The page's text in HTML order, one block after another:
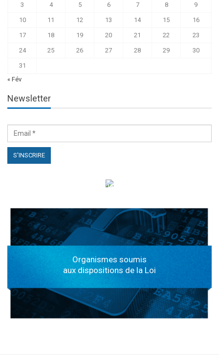
3 4 5 6 7 8 9
10 11 12 13 14 15 16
17 18 19 20 21 22 23
24 25 26 27 28 29 30
31
« Fév
Newsletter
الهياكل الخاضعة لقانون النفاذ إلى المعلومة
Organismes soumis
aux dispositions de la Loi